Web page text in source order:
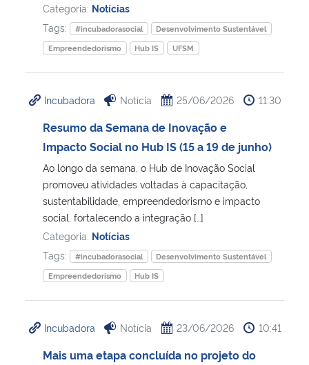
Categoria: Notícias
Tags:
#incubadorasocial
Desenvolvimento Sustentável
Empreendedorismo
Hub IS UFSM
Incubadora Notícia 25/06/2026 11:30
Resumo da Semana de Inovação e
Impacto Social no Hub IS (15 a 19 de junho)
Ao longo da semana, o Hub de Inovação Social
promoveu atividades voltadas à capacitação,
sustentabilidade, empreendedorismo e impacto
social, fortalecendo a integração […]
Categoria: Notícias
Tags:
#incubadorasocial
Desenvolvimento Sustentável
Empreendedorismo
Hub IS
Incubadora Notícia 23/06/2026 10:41
Mais uma etapa concluída no projeto do